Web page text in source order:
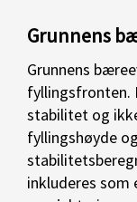
Grunnens
Grunnens
fyllingsfronten.
stabilitet og
fyllingshøyde
inkluderes som